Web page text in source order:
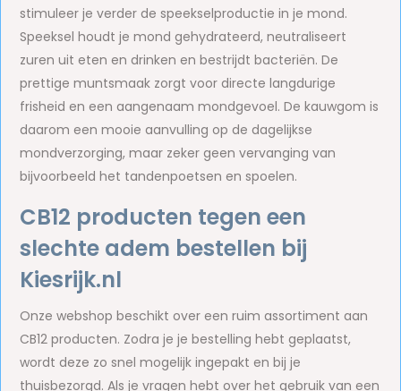
stimuleer je verder de speekselproductie in je mond.
Speeksel houdt je mond gehydrateerd, neutraliseert
zuren uit eten en drinken en bestrijdt bacteriën. De
prettige muntsmaak zorgt voor directe langdurige
frisheid en een aangenaam mondgevoel. De kauwgom is
daarom een mooie aanvulling op de dagelijkse
mondverzorging, maar zeker geen vervanging van
bijvoorbeeld het tandenpoetsen en spoelen.
CB12 producten tegen een
slechte adem bestellen bij
Kiesrijk.nl
Onze webshop beschikt over een ruim assortiment aan
CB12 producten. Zodra je je bestelling hebt geplaatst,
wordt deze zo snel mogelijk ingepakt en bij je
thuisbezorgd. Als je vragen hebt over het gebruik van een